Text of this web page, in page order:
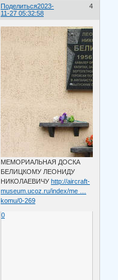
Поделиться 4
2023-
11-27 05:32:58
МЕМОРИАЛЬНАЯ ДОСКА
БЕЛИЦКОМУ ЛЕОНИДУ
НИКОЛАЕВИЧУhttp://aircraft-
museum.ucoz.ru/index/me …
komu/0-269
0